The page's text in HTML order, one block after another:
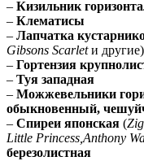
– Кизильник
– Клематисы
– Лапчатка
Gibsons Scarletи другие)
– Гортензия
– Туя западная
– Можжевельники
обыкновенный,
– Спиреи японская (
Little Princess,Anthony
березолистная